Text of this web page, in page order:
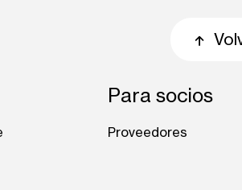
Para socios
Proveedores